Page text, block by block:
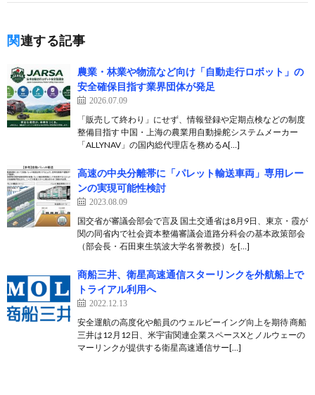
関連する記事
農業・林業や物流など向け「自動走行ロボット」の
安全確保目指す業界団体が発足
2026.07.09
「販売して終わり」にせず、情報登録や定期点検などの制度
整備目指す 中国・上海の農業用自動操舵システムメーカー
「ALLYNAV」の国内総代理店を務めるA[…]
高速の中央分離帯に「パレット輸送車両」専用レー
ンの実現可能性検討
2023.08.09
国交省が審議会部会で言及 国土交通省は8月9日、東京・霞が
関の同省内で社会資本整備審議会道路分科会の基本政策部会
（部会長・石田東生筑波大学名誉教授）を[…]
商船三井、衛星高速通信スターリンクを外航船上で
トライアル利用へ
2022.12.13
安全運航の高度化や船員のウェルビーイング向上を期待 商船
三井は12月12日、米宇宙関連企業スペースXとノルウェーの
マーリンクが提供する衛星高速通信サー[…]